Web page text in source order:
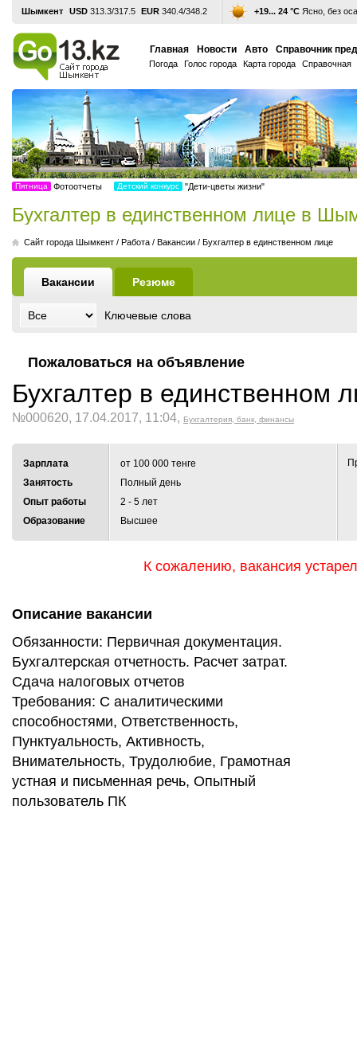
Шымкент USD 313.3/317.5 EUR 340.4/348.2 +19... 24 °С Ясно, без
Главная Новости Авто Справочник
Погода Голос города Карта города Справочная
Пятница Фотоотчеты Детский конкурс "Дети-цветы жизни"
Бухгалтер в единственном лице в
Cайт города Шымкент / Работа / Вакансии / Бухгалтер в единственном лице
Вакансии Резюме
Ключевые слова
Пожаловаться на объявление
Бухгалтер в единственном
№000620, 17.04.2017, 11:04, Бухгалтерия, банк, финансы
Зарплата
от 100 000 тенге
Занятость
Полный день
Опыт работы
2 - 5 лет
Образование
Высшее
К сожалению, вакансия
Описание вакансии
Обязанности: Первичная документация.
Бухгалтерская отчетность. Расчет затрат.
Сдача налоговых отчетов
Требования: С аналитическими
способностями, Ответственность,
Пунктуальность, Активность,
Внимательность, Трудолюбие, Грамотная
устная и письменная речь, Опытный
пользователь ПК